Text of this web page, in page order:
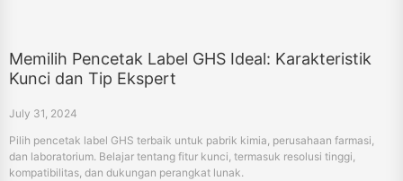
Memilih Pencetak Label GHS Ideal: Karakteristik
Kunci dan Tip Ekspert
July 31, 2024
Pilih pencetak label GHS terbaik untuk pabrik kimia, perusahaan farmasi,
dan laboratorium. Belajar tentang fitur kunci, termasuk resolusi tinggi,
kompatibilitas, dan dukungan perangkat lunak.